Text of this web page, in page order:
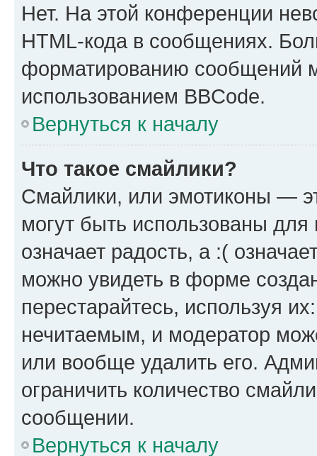
Нет. На этой конференции
HTML-кода в сообщениях.
форматированию сообщений
использованием BBCode.
Вернуться к началу
Что такое смайлики?
Смайлики, или эмотиконы —
могут быть использованы
означает радость, а :(
можно увидеть в форме
перестарайтесь, используя
нечитаемым, и модератор
или вообще удалить его.
ограничить количество
сообщении.
Вернуться к началу